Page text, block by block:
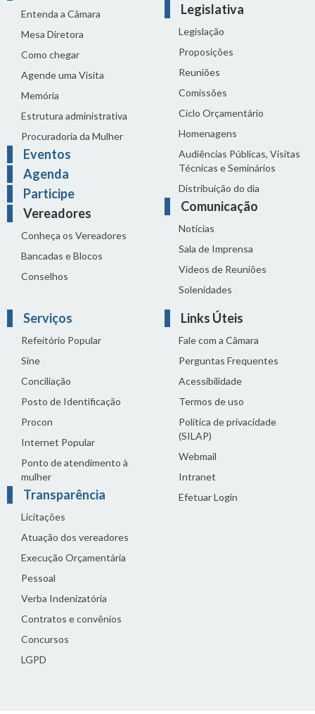
Entenda a Câmara
Mesa Diretora
Como chegar
Agende uma Visita
Memória
Estrutura administrativa
Procuradoria da Mulher
Eventos
Agenda
Participe
Vereadores
Conheça os Vereadores
Bancadas e Blocos
Conselhos
Legislativa
Legislação
Proposições
Reuniões
Comissões
Ciclo Orçamentário
Homenagens
Audiências Públicas, Visitas
Técnicas e Seminários
Distribuição do dia
Comunicação
Notícias
Sala de Imprensa
Vídeos de Reuniões
Solenidades
Serviços
Refeitório Popular
Sine
Conciliação
Posto de Identificação
Procon
Internet Popular
Ponto de atendimento à
mulher
Transparência
Licitações
Atuação dos vereadores
Execução Orçamentária
Pessoal
Verba Indenizatória
Contratos e convênios
Concursos
LGPD
Links Úteis
Fale com a Câmara
Perguntas Frequentes
Acessibilidade
Termos de uso
Política de privacidade
(SILAP)
Webmail
Intranet
Efetuar Login